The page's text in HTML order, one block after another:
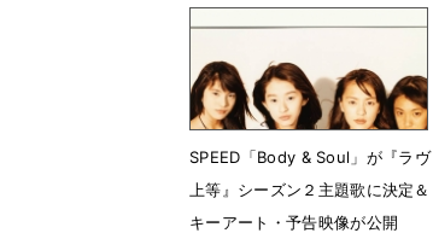
SPEED「Body & Soul」が『ラヴ
上等』シーズン２主題歌に決定＆
キーアート・予告映像が公開